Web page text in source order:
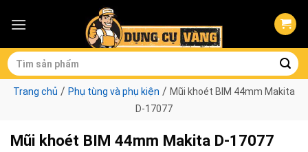
Tìm
kiếm:
Trang chủ / Phụ tùng và phụ kiện / Mũi khoét BIM 44mm Makita
D-17077
Mũi khoét BIM 44mm Makita D-17077